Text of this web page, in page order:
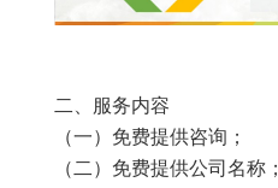
二、服务内容
（一）免费提供咨询；
（二）免费提供公司名称；